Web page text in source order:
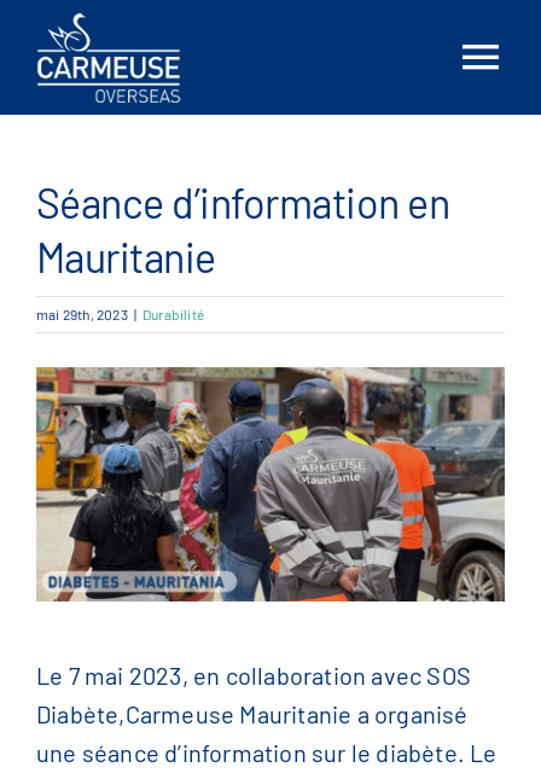
content
À propos
Solutions
Emplacements
Nouvelles
Contactez-nous
Séance d’information en
Mauritanie
mai 29th, 2023 | Durabilité
Le 7 mai 2023, en collaboration avec SOS
Diabète,Carmeuse Mauritanie a organisé
une séance d’information sur le diabète. Le